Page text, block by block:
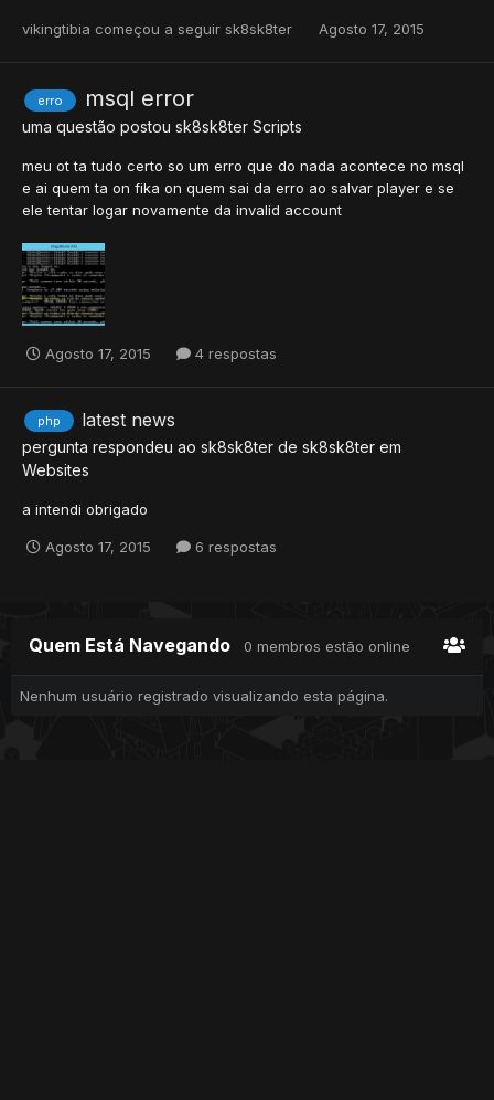
vikingtibia começou a seguir sk8sk8ter Agosto 17, 2015
erro msql error
uma questão postou sk8sk8ter Scripts
meu ot ta tudo certo so um erro que do nada acontece no msql
e ai quem ta on fika on quem sai da erro ao salvar player e se
ele tentar logar novamente da invalid account
Agosto 17, 2015 4 respostas
php latest news
pergunta respondeu ao sk8sk8ter de sk8sk8ter em
Websites
a intendi obrigado
Agosto 17, 2015 6 respostas
Quem Está Navegando 0 membros estão online
Nenhum usuário registrado visualizando esta página.